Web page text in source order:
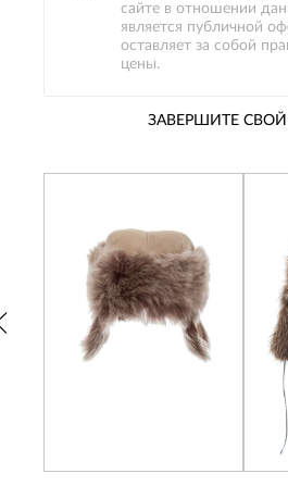
сайте в отношении
является публичной
оставляет за собой
цены.
ЗАВЕРШИТЕ СВОЙ